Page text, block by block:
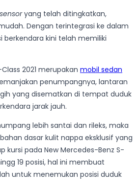
yang telah ditingkatkan,
Dengan terintegrasi ke dalam
berkendara kini telah memiliki
2021 merupakan mobil sedan
penumpangnya, lantaran
yang disematkan di tempat duduk
jarak jauh.
lebih santai dan rileks, maka
dasar kulit nappa eksklusif yang
kursi pada New Mercedes-Benz S-
19 posisi, hal ini membuat
untuk menemukan posisi duduk